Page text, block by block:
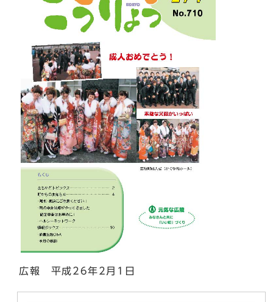
広報 平成26年2月1日